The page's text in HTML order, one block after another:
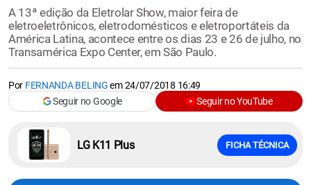
A 13ª edição da Eletrolar Show, maior feira de
eletroeletrônicos, eletrodomésticos e eletroportáteis da
América Latina, acontece entre os dias 23 e 26 de julho, no
Transamérica Expo Center, em São Paulo.
Por FERNANDA BELINGem24/07/2018 16:49
Seguir no Google
Seguir no YouTube
LG K11 Plus FICHA TÉCNICA